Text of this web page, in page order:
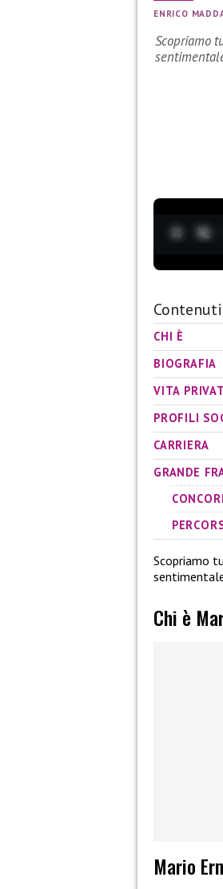
ENRICO
Scopriamo
Contenuti
CHI È
BIOGRAFIA
VITA
PROFILI
CARRIERA
GRANDE
Scopriamo
Chi è
Mario